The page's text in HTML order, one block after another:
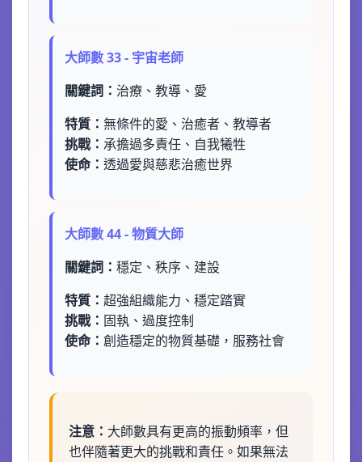
大師數 33 - 宇宙老師
關鍵詞： 治療、教導、愛
特質： 無條件的愛、治癒者、教導者
挑戰： 承擔過多責任、自我犧牲
使命： 透過愛與慈悲治癒世界
大師數 44 - 物質大師
關鍵詞： 穩定、秩序、建設
特質： 超強組織能力、穩定踏實
挑戰： 固執、過度控制
使命： 創造穩定的物質基礎，服務社會
注意： 大師數具有更高的振動頻率，但
也伴隨著更大的挑戰和責任。如果無法